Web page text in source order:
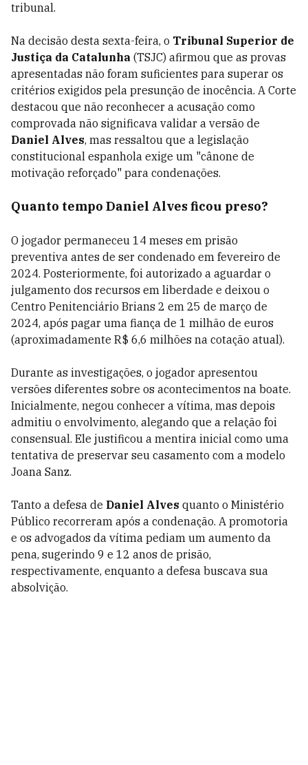
tribunal.
Na decisão desta sexta-feira, o Tribunal Superior de
Justiça da Catalunha (TSJC) afirmou que as provas
apresentadas não foram suficientes para superar os
critérios exigidos pela presunção de inocência. A Corte
destacou que não reconhecer a acusação como
comprovada não significava validar a versão de
Daniel Alves, mas ressaltou que a legislação
constitucional espanhola exige um "cânone de
motivação reforçado" para condenações.
Quanto tempo Daniel Alves ficou preso?
O jogador permaneceu 14 meses em prisão
preventiva antes de ser condenado em fevereiro de
2024. Posteriormente, foi autorizado a aguardar o
julgamento dos recursos em liberdade e deixou o
Centro Penitenciário Brians 2 em 25 de março de
2024, após pagar uma fiança de 1 milhão de euros
(aproximadamente R$ 6,6 milhões na cotação atual).
Durante as investigações, o jogador apresentou
versões diferentes sobre os acontecimentos na boate.
Inicialmente, negou conhecer a vítima, mas depois
admitiu o envolvimento, alegando que a relação foi
consensual. Ele justificou a mentira inicial como uma
tentativa de preservar seu casamento com a modelo
Joana Sanz.
Tanto a defesa de Daniel Alves quanto o Ministério
Público recorreram após a condenação. A promotoria
e os advogados da vítima pediam um aumento da
pena, sugerindo 9 e 12 anos de prisão,
respectivamente, enquanto a defesa buscava sua
absolvição.